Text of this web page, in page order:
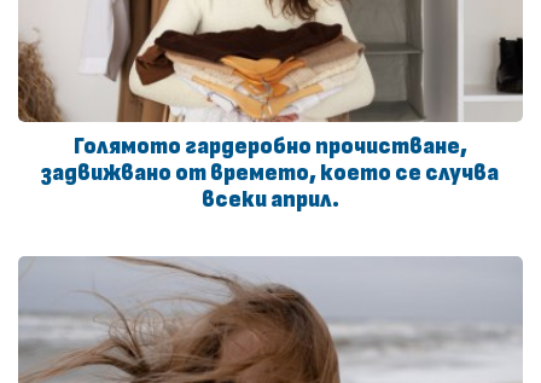
Голямото гардеробно прочистване,
задвижвано от времето, което се случва
всеки април.